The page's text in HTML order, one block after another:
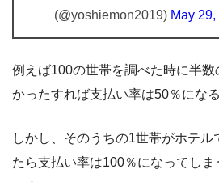
(@yoshiemon2019) May
例えば100の世帯を調べた時に半
かったすれば支払い率は50％になる
しかし、そのうちの1世帯がホテ
たら支払い率は100％になってし